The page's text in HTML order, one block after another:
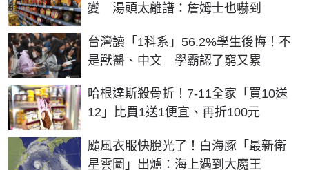
變 湯頭太離譜：詹姆士也嚇到
台灣讀「1科系」56.2%學生後悔！不
是獸醫、中文 學霸認了窮又累
哈根達斯殺骨折！7-11全家「買10送
12」比買1送1便宜、再折100元
颱風衣服快脫光了！白海豚「最新衛
星雲圖」出爐：海上遇到大魔王